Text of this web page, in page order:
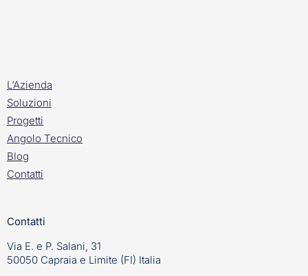
L’Azienda
Soluzioni
Progetti
Angolo Tecnico
Blog
Contatti
Contatti
Via E. e P. Salani, 31
50050 Capraia e Limite (FI) Italia